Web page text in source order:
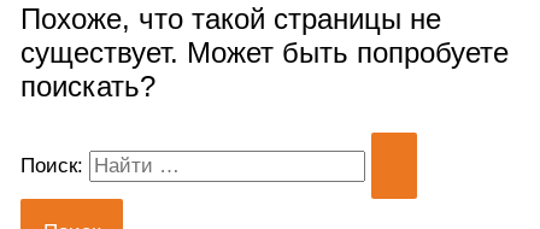
Похоже, что такой страницы не
существует. Может быть попробуете
поискать?
Поиск: